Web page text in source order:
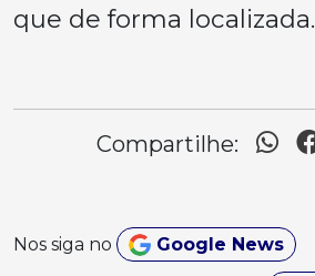
que de forma localizada.
Compartilhe:
Nos siga no Google News